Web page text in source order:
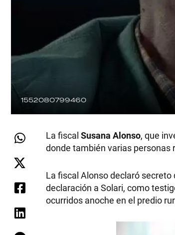
1552080799460
La fiscal Susana Alonso, que
donde también varias
La fiscal Alonso declaró
declaración a Solari, como
ocurridos anoche en el predio